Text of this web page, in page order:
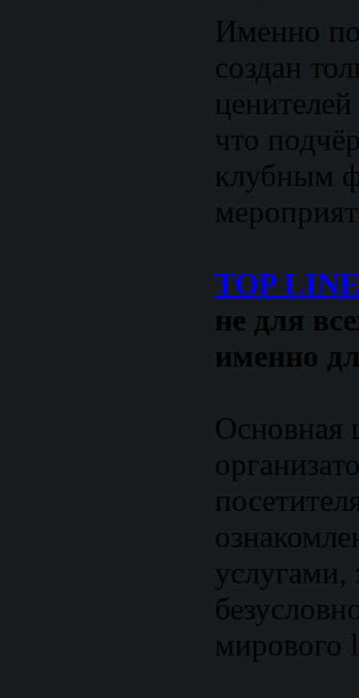
Именно
создан
что
клубным
TOP
не для
именно
Основная
мирового